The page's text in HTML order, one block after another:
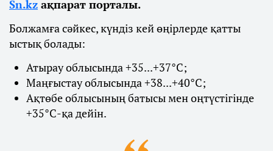
Sn.kz ақпарат порталы.
Болжамға сәйкес, күндіз кей өңірлерде қатты
ыстық болады:
Атырау облысында +35...+37°С;
Маңғыстау облысында +38...+40°С;
Ақтөбе облысының батысы мен оңтүстігінде
+35°С-қа дейін.